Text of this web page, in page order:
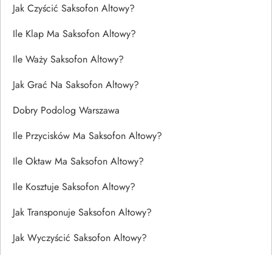
Jak Czyścić Saksofon Altowy?
Ile Klap Ma Saksofon Altowy?
Ile Waży Saksofon Altowy?
Jak Grać Na Saksofon Altowy?
Dobry Podolog Warszawa
Ile Przycisków Ma Saksofon Altowy?
Ile Oktaw Ma Saksofon Altowy?
Ile Kosztuje Saksofon Altowy?
Jak Transponuje Saksofon Altowy?
Jak Wyczyścić Saksofon Altowy?